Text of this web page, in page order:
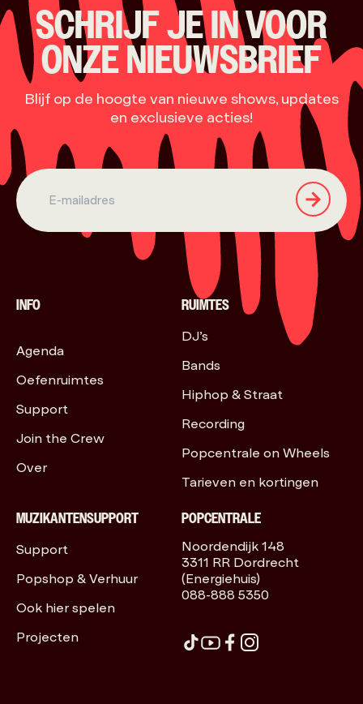
SCHRIJF JE IN VOOR
ONZE NIEUWSBRIEF
Blijf op de hoogte van nieuwe shows, updates
en exclusieve acties!
INFO
Agenda
Oefenruimtes
Support
Join the Crew
Over
RUIMTES
DJ’s
Bands
Hiphop & Straat
Recording
Popcentrale on Wheels
Tarieven en kortingen
MUZIKANTENSUPPORT
Support
Popshop & Verhuur
Ook hier spelen
Projecten
POPCENTRALE
Noordendijk 148
3311 RR Dordrecht
(Energiehuis)
088-888 5350